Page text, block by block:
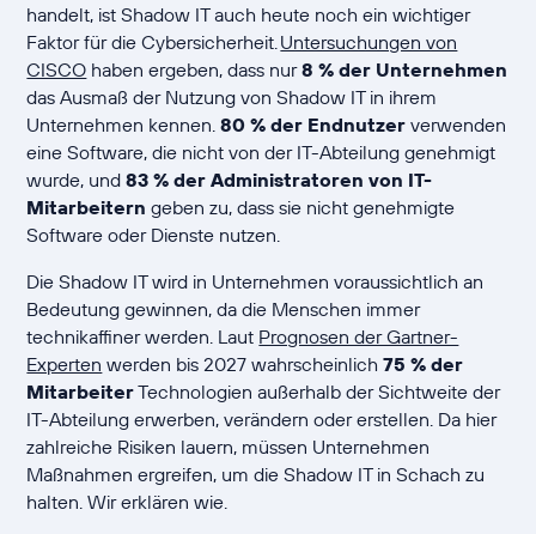
handelt, ist Shadow IT auch heute noch ein wichtiger
Faktor für die Cybersicherheit. Untersuchungen von
CISCO haben ergeben, dass nur8 % der Unternehmen
das Ausmaß der Nutzung von Shadow IT in ihrem
Unternehmen kennen.80 % der Endnutzerverwenden
eine Software, die nicht von der IT-Abteilung genehmigt
wurde, und83 % der Administratoren von IT-
Mitarbeitern geben zu, dass sie nicht genehmigte
Software oder Dienste nutzen.
Die Shadow IT wird in Unternehmen voraussichtlich an
Bedeutung gewinnen, da die Menschen immer
technikaffiner werden. Laut Prognosen der Gartner-
Experten werden bis 2027 wahrscheinlich75 % der
MitarbeiterTechnologien außerhalb der Sichtweite der
IT-Abteilung erwerben, verändern oder erstellen. Da hier
zahlreiche Risiken lauern, müssen Unternehmen
Maßnahmen ergreifen, um die Shadow IT in Schach zu
halten. Wir erklären wie.